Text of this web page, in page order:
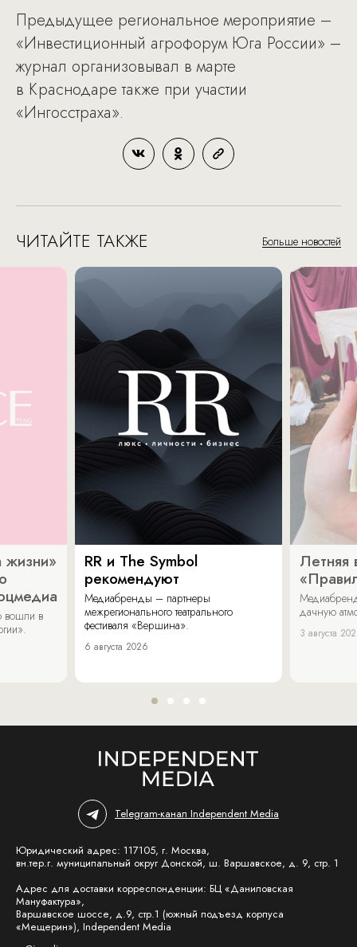
Предыдущее региональное мероприятие –
«Инвестиционный агрофорум Юга России» –
журнал организовывал в марте
в Краснодаре также при участии
«Ингосстраха».
ЧИТАЙТЕ ТАКЖЕ Больше новостей
жизни»
вошли в
RR и The Symbol
рекомендуют
Медиабренды – партнеры
межрегионального театрального
фестиваля «Вершина».
6 августа 2026
Летняя
дачную
3 августа
Telegram-канал Independent Media
Юридический адрес: 117105, г. Москва,
вн.тер.г. муниципальный округ Донской, ш. Варшавское, д. 9, стр. 1
Адрес для доставки корреспонденции: БЦ «Даниловская
Мануфактура»,
Варшавское шоссе, д.9, стр.1 (южный подъезд корпуса
«Мещерин»), Independent Media